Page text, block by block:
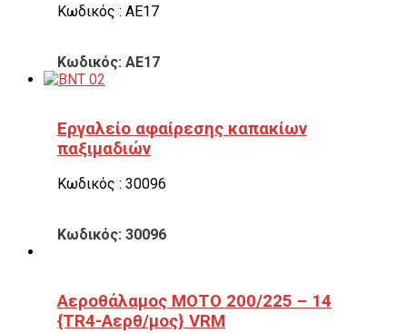
Κωδικός : ΑΕ17
Κωδικός: ΑΕ17
Εργαλείο αφαίρεσης καπακίων
παξιμαδιών
Κωδικός : 30096
Κωδικός: 30096
Αεροθάλαμος ΜΟΤΟ 200/225 – 14
{TR4-Αερθ/μος} VRM